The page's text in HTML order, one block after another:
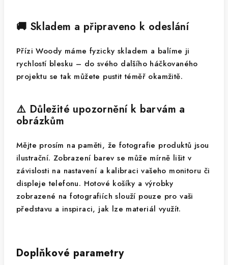
🚚 Skladem a připraveno k odeslání
Přízi Woody máme fyzicky skladem a balíme ji
rychlostí blesku – do svého dalšího háčkovaného
projektu se tak můžete pustit téměř okamžitě.
⚠️ Důležité upozornění k barvám a
obrázkům
Mějte prosím na paměti, že fotografie produktů jsou
ilustrační. Zobrazení barev se může mírně lišit v
závislosti na nastavení a kalibraci vašeho monitoru či
displeje telefonu. Hotové košíky a výrobky
zobrazené na fotografiích slouží pouze pro vaši
představu a inspiraci, jak lze materiál využít.
Doplňkové parametry